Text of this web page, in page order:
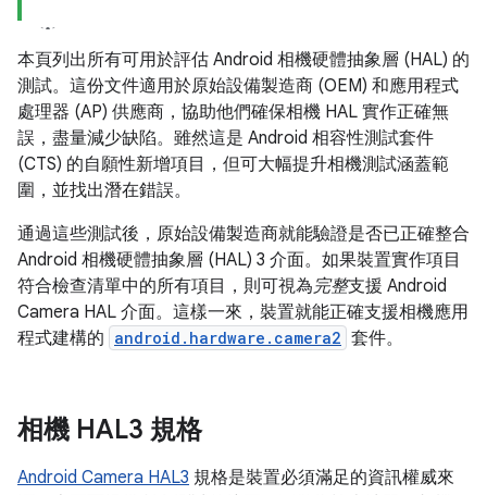
本頁列出所有可用於評估 Android 相機硬體抽象層 (HAL) 的
測試。這份文件適用於原始設備製造商 (OEM) 和應用程式
處理器 (AP) 供應商，協助他們確保相機 HAL 實作正確無
誤，盡量減少缺陷。雖然這是 Android 相容性測試套件
(CTS) 的自願性新增項目，但可大幅提升相機測試涵蓋範
圍，並找出潛在錯誤。
通過這些測試後，原始設備製造商就能驗證是否已正確整合
Android 相機硬體抽象層 (HAL) 3 介面。如果裝置實作項目
符合檢查清單中的所有項目，則可視為完整支援 Android
Camera HAL 介面。這樣一來，裝置就能正確支援相機應用
程式建構的 android.hardware.camera2 套件。
相機 HAL3 規格
Android Camera HAL3 規格是裝置必須滿足的資訊權威來